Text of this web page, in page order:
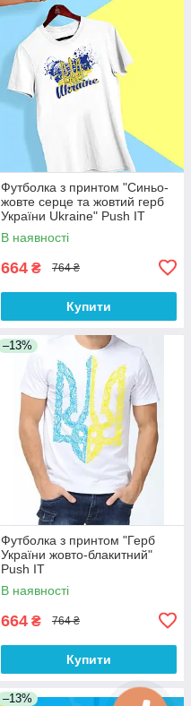
Футболка з принтом "Синьо-
жовте серце та жовтий герб
України Ukraine" Push IT
В наявності
664 ₴ 764 ₴
Купити
–13%
Футболка з принтом "Герб
України жовто-блакитний"
Push IT
В наявності
664 ₴ 764 ₴
Купити
–13%